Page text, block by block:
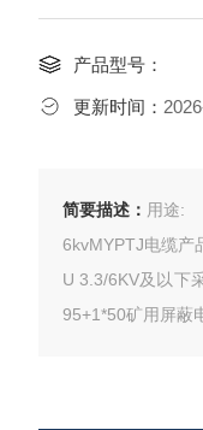
产品型号：
更新时间：
简要描述： 用途:
6kvMYPTJ电缆产
U 3.3/6KV及以下
95+1*50矿用屏蔽